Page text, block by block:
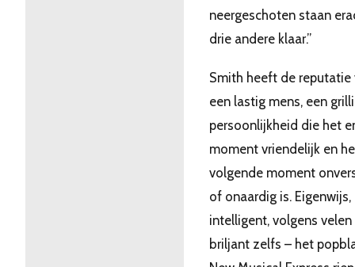
neergeschoten staan
drie andere klaar.”
Smith heeft de reputatie
een lastig mens, een
persoonlijkheid die het
moment vriendelijk en
volgende moment
of onaardig is. Eigenwijs,
intelligent, volgens velen
briljant zelfs – het